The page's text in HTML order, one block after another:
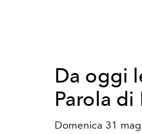
Da oggi
Parola di
Domenica 31